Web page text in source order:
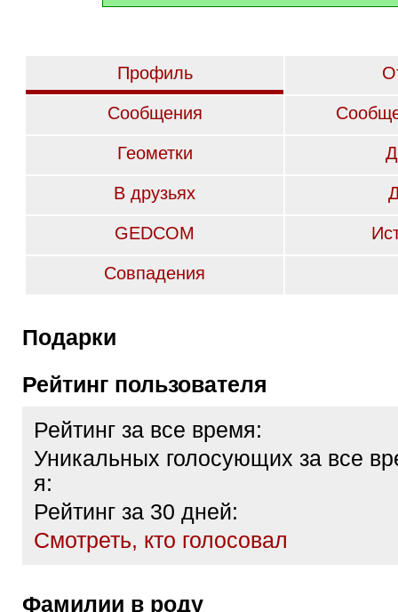
Профиль
Сообщения
Геометки
В друзьях
GEDCOM
Совпадения
Подарки
Рейтинг пользователя
Рейтинг за все время:
Уникальных голосующих за все
я:
Рейтинг за 30 дней:
Cмотреть, кто голосовал
Фамилии в роду